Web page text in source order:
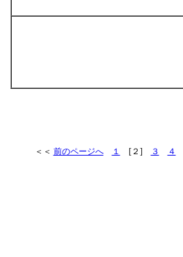
＜＜ 前のページへ １ [２] ３ ４